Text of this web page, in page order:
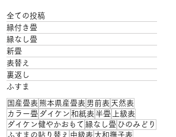
全ての投稿
縁付き畳
縁なし畳
新畳
表替え
裏返し
ふすま
国産畳表 熊本県産畳表 男前表 天然表
カラー畳 ダイケン 和紙表 半畳
上級表
ダイケン健やかおもて 縁なし畳 ひのみどり
ふすまの貼り替え 中級表 大和撫子表